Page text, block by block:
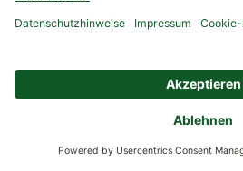
Wie kann ich meinen Ficus
Ist die Birkenfeige giftig?
Warum verliert mein